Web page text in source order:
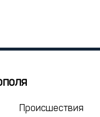
12 13 14
4 5
Происшествия